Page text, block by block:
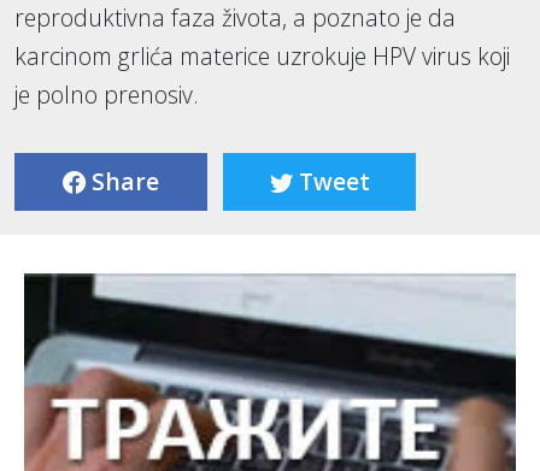
reproduktivna faza života, a poznato je da
karcinom grlića materice uzrokuje HPV virus koji
je polno prenosiv.
Share Tweet